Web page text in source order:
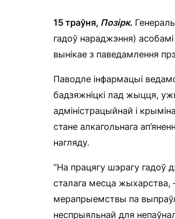
15 траўня, Позірк.
гадоў нараджэння)
вынікае з паведамлення
Паводле інфармацыі
бадзяжніцкі лад жыцця,
адміністрацыйнай і
стане алкагольнага
нагляду.
“На працягу шэрагу гадоў
сталага месца
мерапрыемствы па
неспрыяльнай для